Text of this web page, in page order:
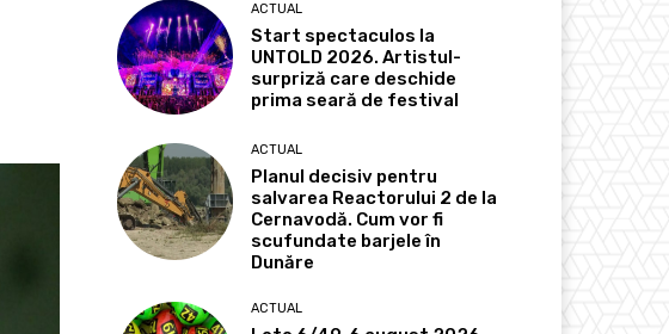
ACTUAL
Start spectaculos la
UNTOLD 2026. Artistul-
surpriză care deschide
prima seară de festival
ACTUAL
Planul decisiv pentru
salvarea Reactorului 2 de la
Cernavodă. Cum vor fi
scufundate barjele în
Dunăre
ACTUAL